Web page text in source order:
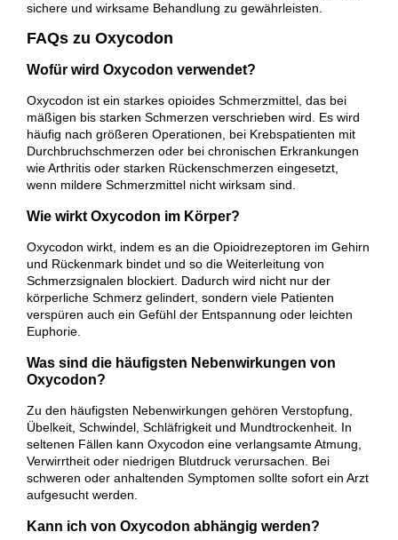
sichere und wirksame Behandlung zu gewährleisten.
FAQs zu Oxycodon
Wofür wird Oxycodon verwendet?
Oxycodon ist ein starkes opioides Schmerzmittel, das bei
mäßigen bis starken Schmerzen verschrieben wird. Es wird
häufig nach größeren Operationen, bei Krebspatienten mit
Durchbruchschmerzen oder bei chronischen Erkrankungen
wie Arthritis oder starken Rückenschmerzen eingesetzt,
wenn mildere Schmerzmittel nicht wirksam sind.
Wie wirkt Oxycodon im Körper?
Oxycodon wirkt, indem es an die Opioidrezeptoren im Gehirn
und Rückenmark bindet und so die Weiterleitung von
Schmerzsignalen blockiert. Dadurch wird nicht nur der
körperliche Schmerz gelindert, sondern viele Patienten
verspüren auch ein Gefühl der Entspannung oder leichten
Euphorie.
Was sind die häufigsten Nebenwirkungen von
Oxycodon?
Zu den häufigsten Nebenwirkungen gehören Verstopfung,
Übelkeit, Schwindel, Schläfrigkeit und Mundtrockenheit. In
seltenen Fällen kann Oxycodon eine verlangsamte Atmung,
Verwirrtheit oder niedrigen Blutdruck verursachen. Bei
schweren oder anhaltenden Symptomen sollte sofort ein Arzt
aufgesucht werden.
Kann ich von Oxycodon abhängig werden?